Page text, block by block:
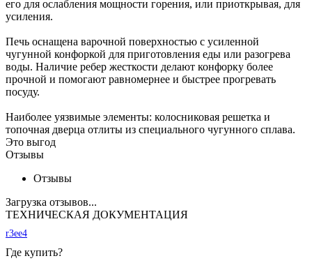
его для ослабления мощности горения, или приоткрывая, для
усиления.
Печь оснащена варочной поверхностью с усиленной
чугунной конфоркой для приготовления еды или разогрева
воды. Наличие ребер жесткости делают конфорку более
прочной и помогают равномернее и быстрее прогревать
посуду.
Наиболее уязвимые элементы: колосниковая решетка и
топочная дверца отлиты из специального чугунного сплава.
Это выгод
Отзывы
Отзывы
Загрузка отзывов...
ТЕХНИЧЕСКАЯ ДОКУМЕНТАЦИЯ
r3ee4
Где купить?